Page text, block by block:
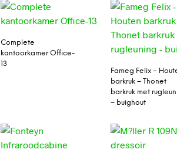
Complete
kantoorkamer Office-
13
Fameg Felix –
barkruk – Thonet
barkruk met
– buighout